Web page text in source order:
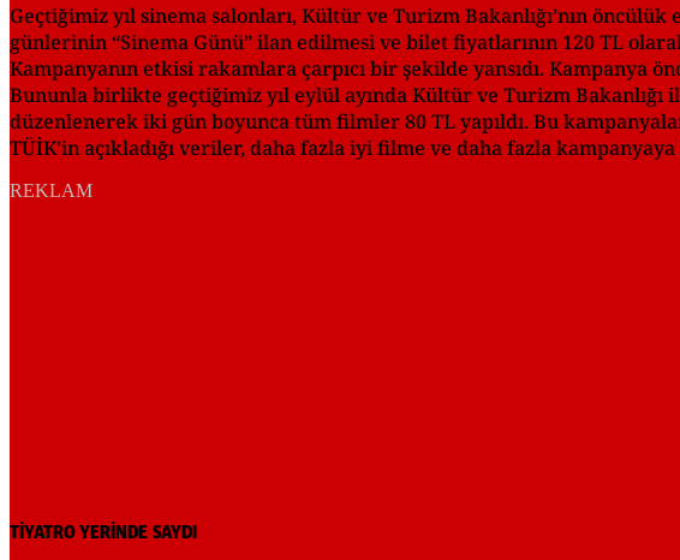
Geçtiğimiz yıl sinema salonları, Kültür ve Turizm Bakanlığı’nın
günlerinin “Sinema Günü” ilan edilmesi ve bilet fiyatlarının 120 TL
Kampanyanın etkisi rakamlara çarpıcı bir şekilde yansıdı. Kampanya
Bununla birlikte geçtiğimiz yıl eylül ayında Kültür ve Turizm Bakanlığı
düzenlenerek iki gün boyunca tüm filmler 80 TL yapıldı. Bu
TÜİK’in açıkladığı veriler, daha fazla iyi filme ve daha fazla
REKLAM
TİYATRO YERİNDE SAYDI